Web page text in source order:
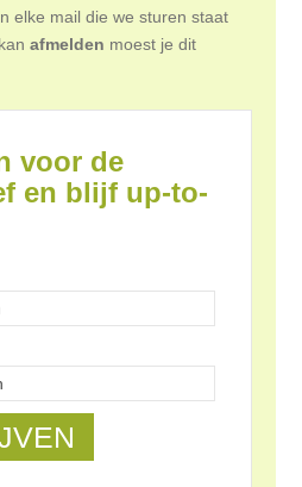
elke mail die we sturen staat
afmelden moest je dit
voor de
en blijf up-to-